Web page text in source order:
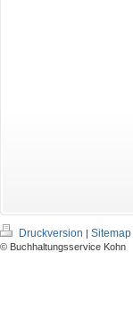
Druckversion | Sitemap
© Buchhaltungsservice Kohn